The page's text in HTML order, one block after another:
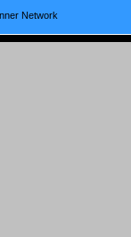
Network